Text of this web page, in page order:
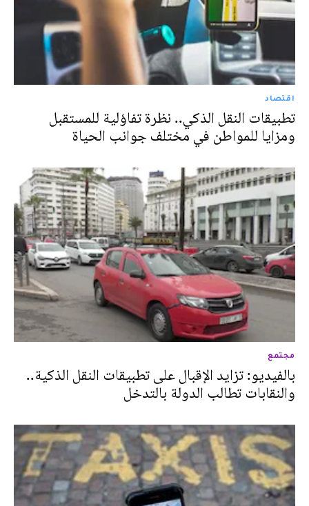
اقتصاد
تطبيقات النقل الذكي.. نظرة تفاؤلية للمستقبل
ومزايا للمواطن في مختلف جوانب الحياة
مجتمع
بالفيديو: تزايد الإقبال على تطبيقات النقل الذكية..
والنقابات تطالب الدولة بالتدخل